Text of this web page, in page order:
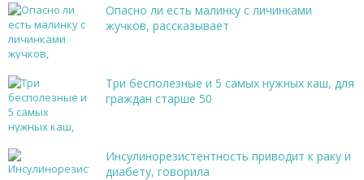
Опасно ли есть малинку с личинками
жучков, рассказывает
Три бесполезные и 5 самых нужных каш, для
граждан старше 50
Инсулинорезистентность приводит к раку и
диабету, говорила